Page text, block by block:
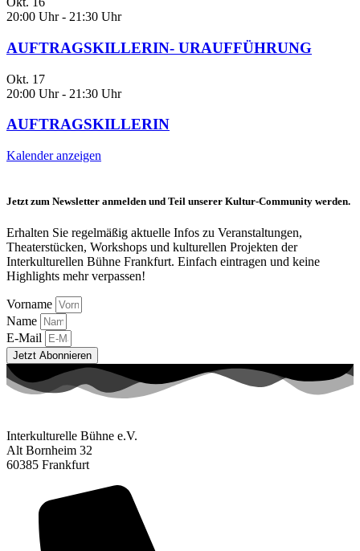
20:00 Uhr- 21:30 Uhr
AUFTRAGSKILLERIN- URAUFFÜHRUNG
Okt. 17
20:00 Uhr- 21:30 Uhr
AUFTRAGSKILLERIN
Kalender anzeigen
Jetzt zum Newsletter anmelden und Teil unserer Kultur-Community werden.
Erhalten Sie regelmäßig aktuelle Infos zu Veranstaltungen,
Theaterstücken, Workshops und kulturellen Projekten der
Interkulturellen Bühne Frankfurt. Einfach eintragen und keine
Highlights mehr verpassen!
Vorname
Name
E-Mail
Jetzt Abonnieren
Interkulturelle Bühne e.V.
Alt Bornheim 32
60385 Frankfurt